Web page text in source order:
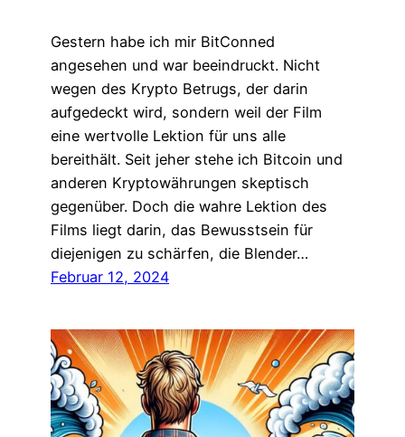
Gestern habe ich mir BitConned
angesehen und war beeindruckt. Nicht
wegen des Krypto Betrugs, der darin
aufgedeckt wird, sondern weil der Film
eine wertvolle Lektion für uns alle
bereithält. Seit jeher stehe ich Bitcoin und
anderen Kryptowährungen skeptisch
gegenüber. Doch die wahre Lektion des
Films liegt darin, das Bewusstsein für
diejenigen zu schärfen, die Blender…
Februar 12, 2024